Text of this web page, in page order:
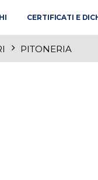
CERTIFICATI E
PITONERIA